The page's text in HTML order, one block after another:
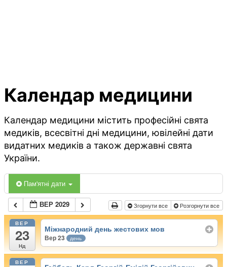
Календар медицини
Календар медицини містить професійні свята
медиків, всесвітні дні медицини, ювілейні дати
видатних медиків а також державні свята
України.
Пам'ятні дати
ВЕР 2029 Згорнути все Розгорнути все
ВЕР
23
Нд
Міжнародний день жестових мов
Вер 23 день
ВЕР